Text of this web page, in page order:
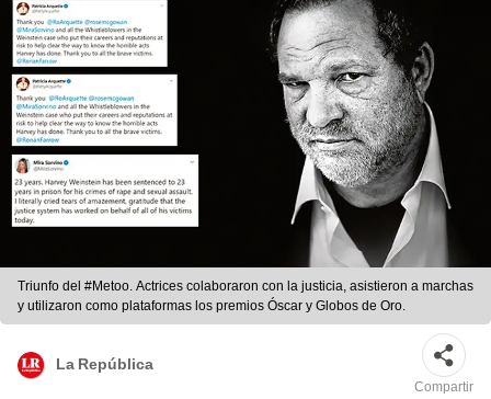
Triunfo del #Metoo. Actrices colaboraron con la justicia, asistieron a marchas
y utilizaron como plataformas los premios Óscar y Globos de Oro.
La República
Compartir